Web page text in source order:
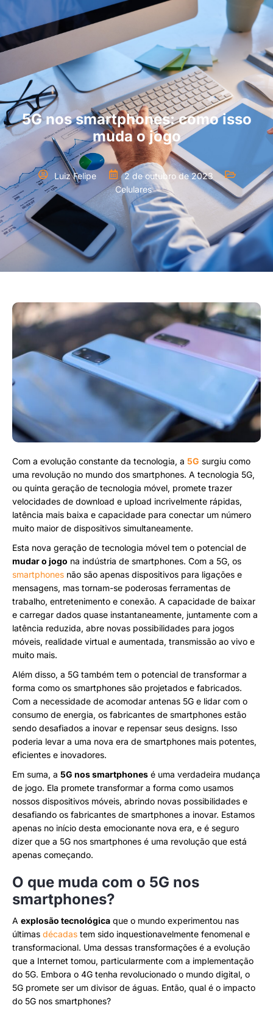
5G nos smartphones: como isso
muda o jogo
Luiz Felipe
2 de outubro de 2023
Celulares
Com a evolução constante da tecnologia, a 5G surgiu como
uma revolução no mundo dos smartphones. A tecnologia 5G,
ou quinta geração de tecnologia móvel, promete trazer
velocidades de download e upload incrivelmente rápidas,
latência mais baixa e capacidade para conectar um número
muito maior de dispositivos simultaneamente.
Esta nova geração de tecnologia móvel tem o potencial de
mudar o jogo na indústria de smartphones. Com a 5G, os
smartphones não são apenas dispositivos para ligações e
mensagens, mas tornam-se poderosas ferramentas de
trabalho, entretenimento e conexão. A capacidade de baixar
e carregar dados quase instantaneamente, juntamente com a
latência reduzida, abre novas possibilidades para jogos
móveis, realidade virtual e aumentada, transmissão ao vivo e
muito mais.
Além disso, a 5G também tem o potencial de transformar a
forma como os smartphones são projetados e fabricados.
Com a necessidade de acomodar antenas 5G e lidar com o
consumo de energia, os fabricantes de smartphones estão
sendo desafiados a inovar e repensar seus designs. Isso
poderia levar a uma nova era de smartphones mais potentes,
eficientes e inovadores.
Em suma, a 5G nos smartphones é uma verdadeira mudança
de jogo. Ela promete transformar a forma como usamos
nossos dispositivos móveis, abrindo novas possibilidades e
desafiando os fabricantes de smartphones a inovar. Estamos
apenas no início desta emocionante nova era, e é seguro
dizer que a 5G nos smartphones é uma revolução que está
apenas começando.
O que muda com o 5G nos
smartphones?
A explosão tecnológica que o mundo experimentou nas
últimas décadas tem sido inquestionavelmente fenomenal e
transformacional. Uma dessas transformações é a evolução
que a Internet tomou, particularmente com a implementação
do 5G. Embora o 4G tenha revolucionado o mundo digital, o
5G promete ser um divisor de águas. Então, qual é o impacto
do 5G nos smartphones?